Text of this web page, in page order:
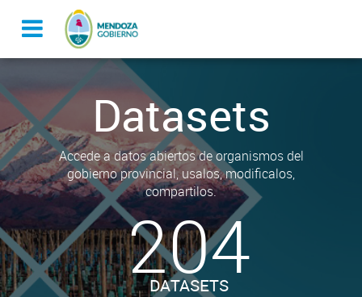
Datasets
Accede a datos abiertos de organismos del
gobierno provincial, usalos, modificalos,
compartilos.
204
DATASETS